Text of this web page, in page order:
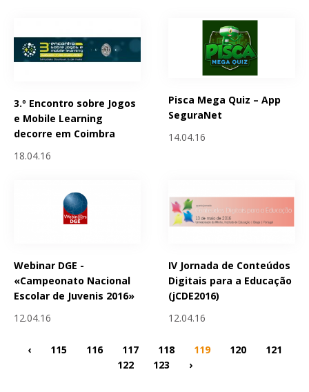
3.º Encontro sobre Jogos
e Mobile Learning
decorre em Coimbra
18.04.16
Pisca Mega Quiz – App
SeguraNet
14.04.16
Webinar DGE -
«Campeonato Nacional
Escolar de Juvenis 2016»
12.04.16
IV Jornada de Conteúdos
Digitais para a Educação
(jCDE2016)
12.04.16
‹ 115 116 117 118 119 120
121
122
123 ›